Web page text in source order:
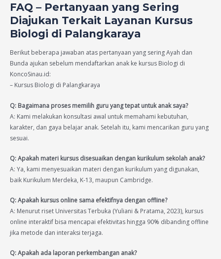
FAQ – Pertanyaan yang Sering
Diajukan Terkait Layanan Kursus
Biologi di Palangkaraya
Berikut beberapa jawaban atas pertanyaan yang sering Ayah dan
Bunda ajukan sebelum mendaftarkan anak ke kursus Biologi di
KoncoSinau.id:
– Kursus Biologi di Palangkaraya
Q: Bagaimana proses memilih guru yang tepat untuk anak saya?
A: Kami melakukan konsultasi awal untuk memahami kebutuhan,
karakter, dan gaya belajar anak. Setelah itu, kami mencarikan guru yang
sesuai.
Q: Apakah materi kursus disesuaikan dengan kurikulum sekolah anak?
A: Ya, kami menyesuaikan materi dengan kurikulum yang digunakan,
baik Kurikulum Merdeka, K-13, maupun Cambridge.
Q: Apakah kursus online sama efektifnya dengan offline?
A: Menurut riset Universitas Terbuka (Yuliani & Pratama, 2023), kursus
online interaktif bisa mencapai efektivitas hingga 90% dibanding offline
jika metode dan interaksi terjaga.
Q: Apakah ada laporan perkembangan anak?